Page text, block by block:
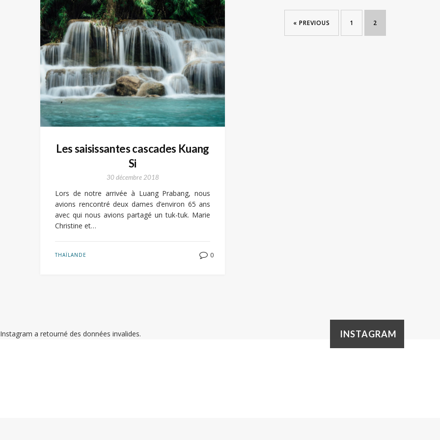
Les saisissantes cascades Kuang
Si
30 décembre 2018
Lors de notre arrivée à Luang Prabang, nous
avions rencontré deux dames d’environ 65 ans
avec qui nous avions partagé un tuk-tuk. Marie
Christine et…
THAÏLANDE 0
« PREVIOUS 1 2
INSTAGRAM
Instagram a retourné des données invalides.